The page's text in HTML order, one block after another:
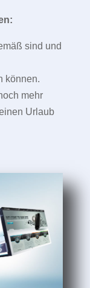
sind und
können.
mehr
Urlaub